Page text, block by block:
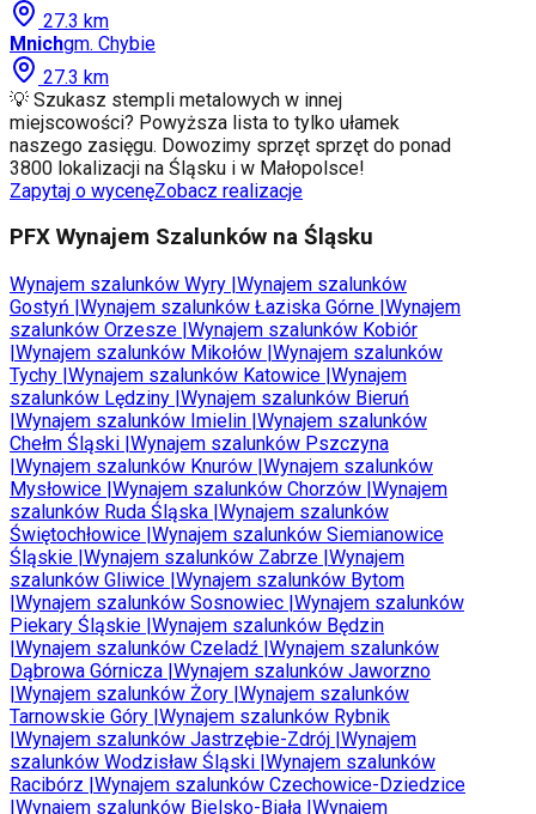
27.3 km
Mnichgm. Chybie
27.3 km
💡 Szukasz stempli metalowych w innej
miejscowości? Powyższa lista to tylko ułamek
naszego zasięgu. Dowozimy sprzęt sprzęt do ponad
3800 lokalizacji na Śląsku i w Małopolsce!
Zapytaj o wycenęZobacz realizacje
PFX Wynajem Szalunków na Śląsku
Wynajem szalunków Wyry Wynajem szalunków
Gostyń Wynajem szalunków Łaziska Górne Wynajem
szalunków Orzesze Wynajem szalunków Kobiór
Wynajem szalunków Mikołów Wynajem szalunków
Tychy Wynajem szalunków Katowice Wynajem
szalunków Lędziny Wynajem szalunków Bieruń
Wynajem szalunków Imielin Wynajem szalunków
Chełm Śląski Wynajem szalunków Pszczyna
Wynajem szalunków Knurów Wynajem szalunków
Mysłowice Wynajem szalunków Chorzów Wynajem
szalunków Ruda Śląska Wynajem szalunków
Świętochłowice Wynajem szalunków Siemianowice
Śląskie Wynajem szalunków Zabrze Wynajem
szalunków Gliwice Wynajem szalunków Bytom
Wynajem szalunków Sosnowiec Wynajem szalunków
Piekary Śląskie Wynajem szalunków Będzin
Wynajem szalunków Czeladź Wynajem szalunków
Dąbrowa Górnicza Wynajem szalunków Jaworzno
Wynajem szalunków Żory Wynajem szalunków
Tarnowskie Góry Wynajem szalunków Rybnik
Wynajem szalunków Jastrzębie-Zdrój Wynajem
szalunków Wodzisław Śląski Wynajem szalunków
Racibórz Wynajem szalunków Czechowice-Dziedzice
Wynajem szalunków Bielsko-Biała Wynajem